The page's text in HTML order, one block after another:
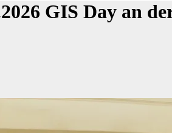
GIS Day an